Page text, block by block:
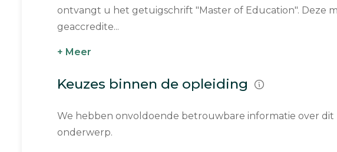
ontvangt u het getuigschrift "Master of Education". Deze
geaccredite...
+ Meer
Keuzes binnen de opleiding
We hebben onvoldoende betrouwbare informatie over dit
onderwerp.